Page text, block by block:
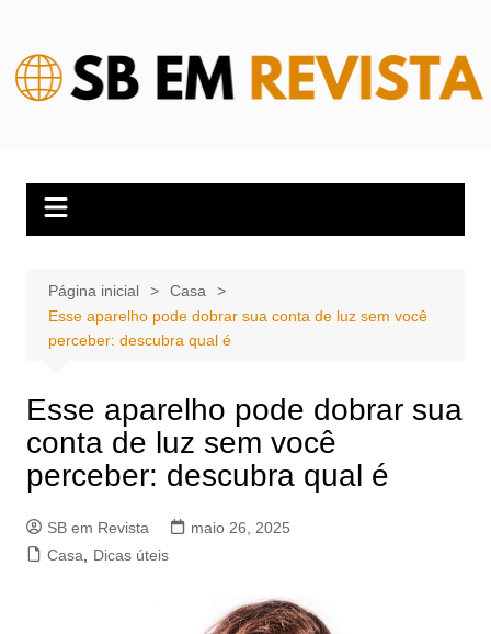
conteúdo
Página inicial
Casa
Esse aparelho pode dobrar sua conta de luz sem você
perceber: descubra qual é
Esse aparelho pode dobrar sua
conta de luz sem você
perceber: descubra qual é
SB em Revista
maio 26, 2025
Casa
Dicas úteis